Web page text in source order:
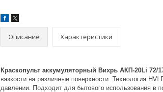
Описание Характеристики
Краскопульт аккумуляторный Вихрь АКП-20Li 72/
вязкости на различные поверхности. Технология
давлении. Подходит для бытового использования